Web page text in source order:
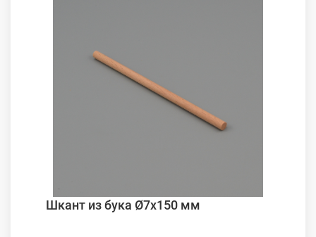
Шкант из бука Ø7х150 мм